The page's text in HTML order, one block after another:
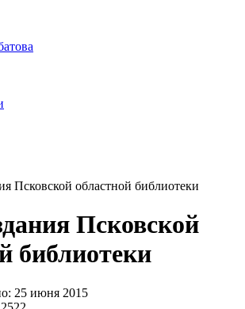
Псковской областной библиотеки
Псковской
библиотеки
25 июня 2015